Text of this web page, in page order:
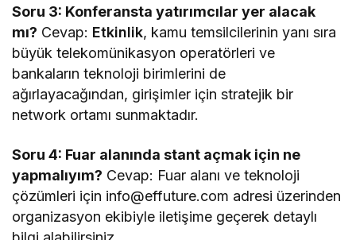
Soru 3: Konferansta yatırımcılar yer alacak
mı? Cevap: Etkinlik, kamu temsilcilerinin yanı sıra
büyük telekomünikasyon operatörleri ve
bankaların teknoloji birimlerini de
ağırlayacağından, girişimler için stratejik bir
network ortamı sunmaktadır.
Soru 4: Fuar alanında stant açmak için ne
yapmalıyım? Cevap: Fuar alanı ve teknoloji
çözümleri için info@effuture.com adresi üzerinden
organizasyon ekibiyle iletişime geçerek detaylı